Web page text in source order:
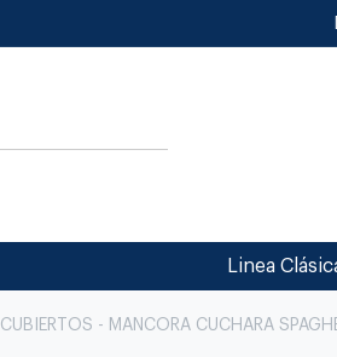
Linea
CUBIERTOS - MANCORA CUCHARA